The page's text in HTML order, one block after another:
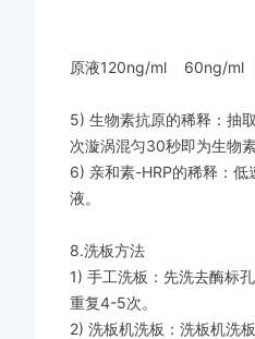
原液120ng/ml 60ng/ml
5) 生物素抗原的稀释：抽
次漩涡混匀30秒即为生物
6) 亲和素-HRP的稀释：
液。
8.洗板方法
1) 手工洗板：先洗去酶标
重复4-5次。
2) 洗板机洗板：洗板机洗